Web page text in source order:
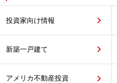
投資家向け情報
新築一戸建て
アメリカ不動産投資